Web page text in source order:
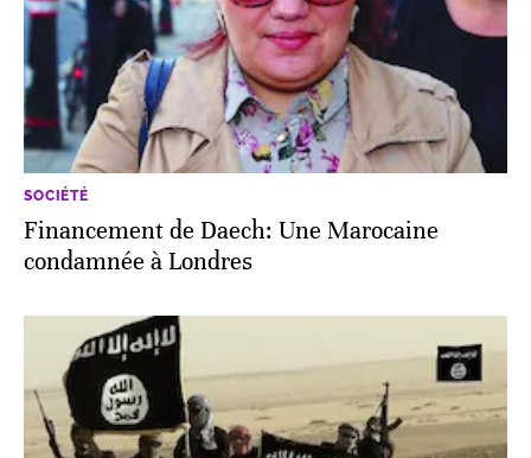
SOCIÉTÉ
Financement de Daech: Une Marocaine
condamnée à Londres